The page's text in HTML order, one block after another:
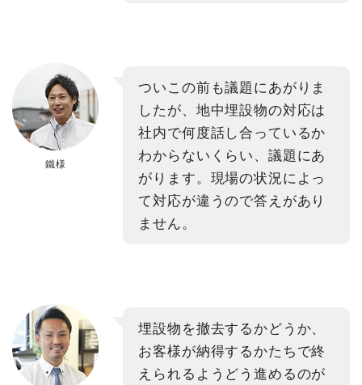
鐵様
ついこの前も議題にあがりま
したが、地中埋設物の対応は
社内で何度話し合っているか
わからないくらい、議題にあ
がります。現場の状況によっ
て対応が違うので答えがあり
ません。
埋設物を撤去するかどうか、
お客様が納得するかたちで終
えられるようどう進めるのが